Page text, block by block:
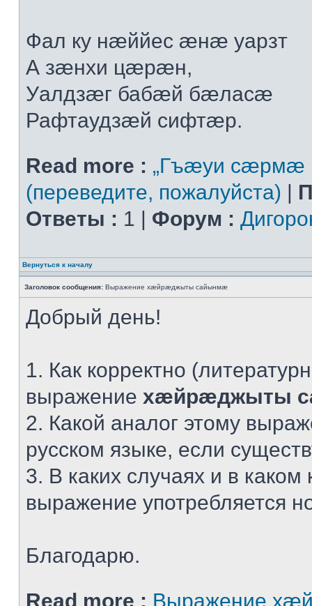
Фал ку нæййес æнæ уарзт
А зæнхи цæрæн,
Уалдзæг бабæй бæласæ
Рафтаудзæй сифтæр.
Read more : „Гъæуи сæрмæ
(переведите, пожалуйста) |
Ответы : 1 | Форум :
Вернуться к началу
Заголовок сообщения: Выражение хæйрæджыты сайынмæ
Добрый день!
1. Как корректно
выражение хæйрæджыты
2. Какой аналог этому
русском языке, если
3. В каких случаях и в каком
выражение употребляется
Благодарю.
Read more : Выражение